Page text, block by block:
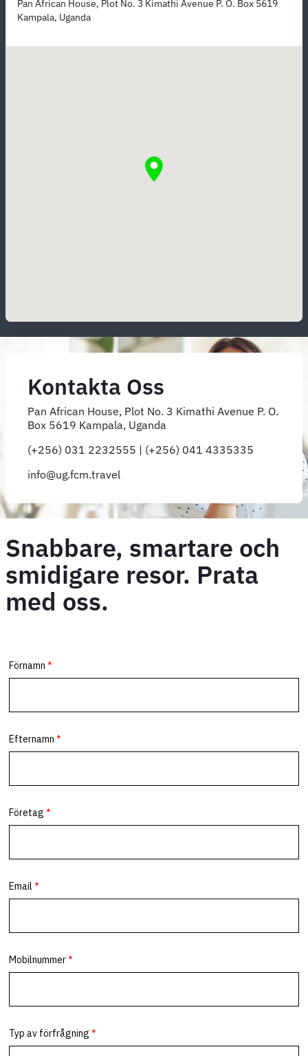
Pan African House, Plot No. 3 Kimathi Avenue P. O. Box 5619
Kampala, Uganda
Kontakta Oss
Pan African House, Plot No. 3 Kimathi Avenue P. O.
Box 5619 Kampala, Uganda
(+256) 031 2232555 | (+256) 041 4335335
info@ug.fcm.travel
Snabbare, smartare och
smidigare resor. Prata
med oss.